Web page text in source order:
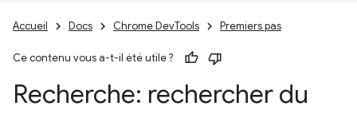
Accueil Docs Chrome DevTools Premiers pas
Ce contenu vous a-t-il été utile ?
Recherche: rechercher du